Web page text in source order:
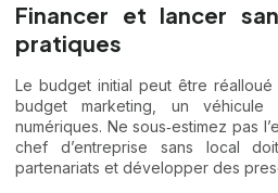
Financer et lancer
pratiques
Le budget initial peut être
budget marketing, un
numériques. Ne sous‑estimez pas
chef d’entreprise sans local
partenariats et développer des